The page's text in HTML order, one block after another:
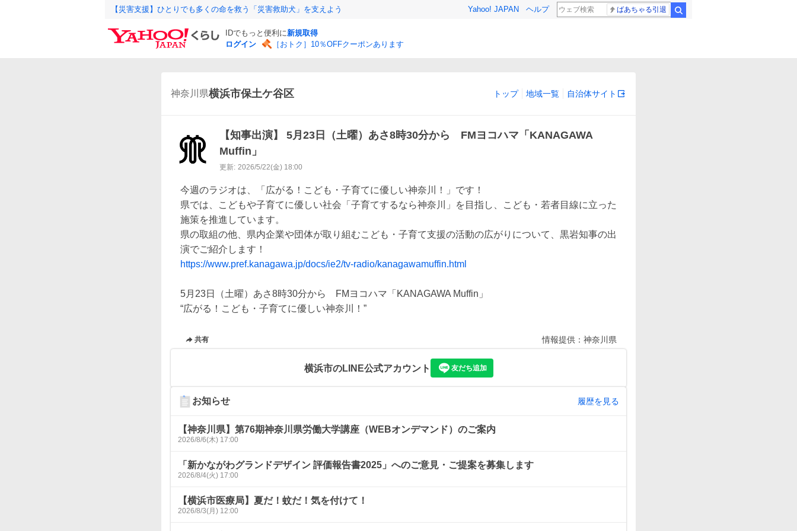
【災害支援】ひとりでも多くの命を救う「災害救助犬」を支えよう Yahoo! JAPAN ヘルプ ばあちゃる引退
IDでもっと便利に新規取得
ログイン
［おトク］10％OFFクーポンあります
神奈川県横浜市保土ケ谷区 トップ 地域一覧 自治体サイト
【知事出演】 5月23日（土曜）あさ8時30分から FMヨコハマ「KANAGAWA
Muffin」
更新: 2026/5/22(金) 18:00
今週のラジオは、「広がる！こども・子育てに優しい神奈川！」です！
県では、こどもや子育てに優しい社会「子育てするなら神奈川」を目指し、こども・若者目線に立った
施策を推進しています。
県の取組の他、県内企業や団体が取り組むこども・子育て支援の活動の広がりについて、黒岩知事の出
https://www.pref.kanagawa.jp/docs/ie2/tv-radio/kanagawamuffin.html
5月23日（土曜）あさ8時30分から　FMヨコハマ「KANAGAWA Muffin」
共有 情報提供： 神奈川県
横浜市のLINE公式アカウント 友だち追加
お知らせ 履歴を見る
【神奈川県】第76期神奈川県労働大学講座（WEBオンデマンド）のご案内
2026/8/6(木) 17:00
「新かながわグランドデザイン 評価報告書2025」へのご意見・ご提案を募集します
2026/8/4(火) 17:00
【横浜市医療局】夏だ！蚊だ！気を付けて！
2026/8/3(月) 12:00